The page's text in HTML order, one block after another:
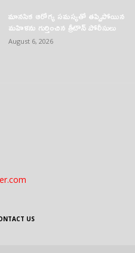
మానసిక ఆరోగ్య సమస్యతో తప్పిపోయిన
మహిళను గుర్తించిన త్రీటౌన్ పోలీసులు
August 6, 2026
US